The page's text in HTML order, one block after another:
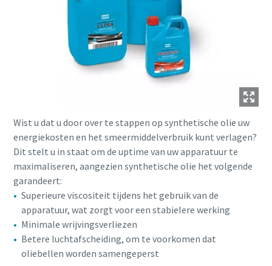
Wist u dat u door over te stappen op synthetische olie uw
energiekosten en het smeermiddelverbruik kunt verlagen?
Dit stelt u in staat om de uptime van uw apparatuur te
maximaliseren, aangezien synthetische olie het volgende
garandeert:
Superieure viscositeit tijdens het gebruik van de
apparatuur, wat zorgt voor een stabielere werking
Minimale wrijvingsverliezen
Betere luchtafscheiding, om te voorkomen dat
oliebellen worden samengeperst